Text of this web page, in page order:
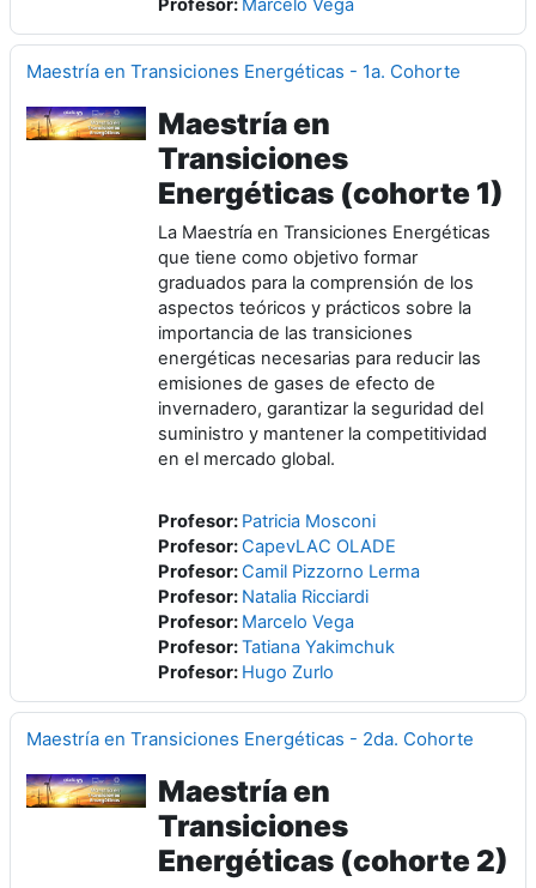
Profesor: Marcelo Vega
Maestría en Transiciones Energéticas - 1a. Cohorte
Maestría en
Transiciones
Energéticas (cohorte 1)
La Maestría en Transiciones Energéticas
que tiene como objetivo formar
graduados para la comprensión de los
aspectos teóricos y prácticos sobre la
importancia de las transiciones
energéticas necesarias para reducir las
emisiones de gases de efecto de
invernadero, garantizar la seguridad del
suministro y mantener la competitividad
en el mercado global.
Profesor: Patricia Mosconi
Profesor:CapevLAC OLADE
Profesor:Camil Pizzorno Lerma
Profesor: Natalia Ricciardi
Profesor: Marcelo Vega
Profesor:Tatiana Yakimchuk
Profesor: Hugo Zurlo
Maestría en Transiciones Energéticas - 2da. Cohorte
Maestría en
Transiciones
Energéticas (cohorte 2)